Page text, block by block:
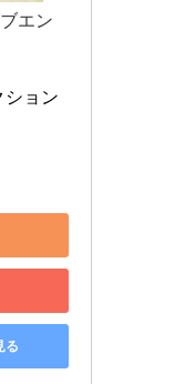
エン
ション
る